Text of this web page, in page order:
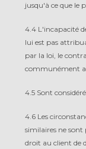
jusqu'à ce que le
4.4 L'incapacité
lui est pas
par la loi, le
communément
4.5 Sont
4.6 Les
similaires ne sont
droit au client de